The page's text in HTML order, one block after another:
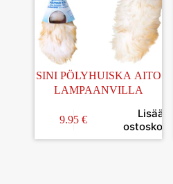
SINI PÖLYHUISKA AITO
LAMPAANVILLA
9.95 €
Lisää
ostoskoriin